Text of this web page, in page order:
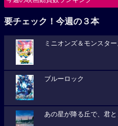
要チェック！今週の３本
ミニオンズ＆モンスタ
ブルーロック
あの星が降る丘で、君と